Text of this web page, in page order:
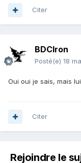
Citer
BDCIron
Posté(e) 18
Oui oui je sais, mais
Citer
Rejoindre le